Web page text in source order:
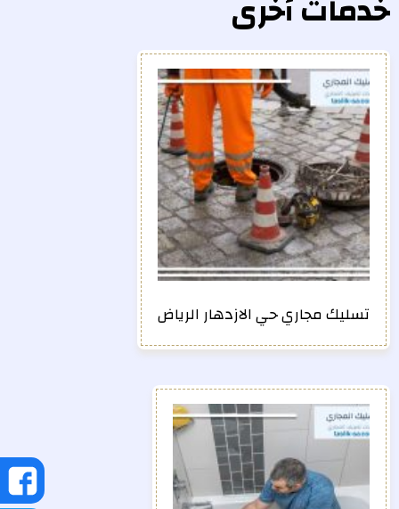
تسليك مجاري حي الازدهار الرياض